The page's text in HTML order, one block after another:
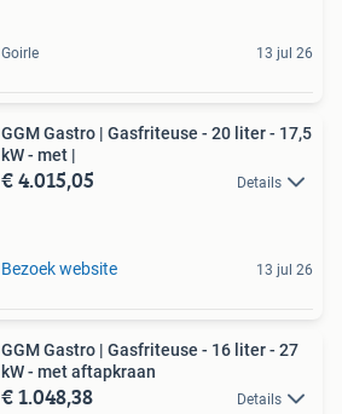
Goirle 13 jul 26
GGM Gastro | Gasfriteuse - 20 liter - 17,5
kW - met |
€ 4.015,05 Details
Bezoek website 13 jul 26
GGM Gastro | Gasfriteuse - 16 liter - 27
kW - met aftapkraan
€ 1.048,38 Details